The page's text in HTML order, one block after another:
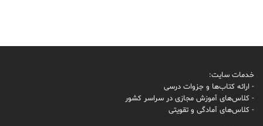
خدمات سایت:
- ارائه کتاب‌ها و جزوات درسی
- کلاس‌های آموزش مجازی در سراسر کشور
- کلاس‌های آمادگی و تقویتی